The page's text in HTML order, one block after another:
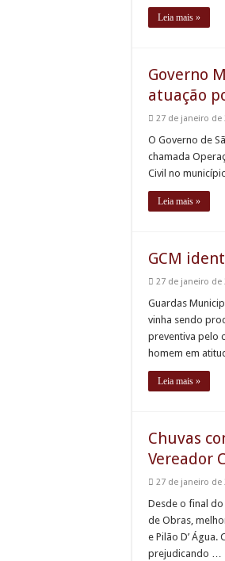
Leia mais »
Governo
atuação
27 de janeiro de
O Governo de
chamada
Civil no
Leia mais »
GCM
27 de janeiro de
Guardas
vinha sendo
preventiva pelo
homem em
Leia mais »
Chuvas
Vereador
27 de janeiro de
Desde o final
de Obras,
e Pilão D’
prejudicando …